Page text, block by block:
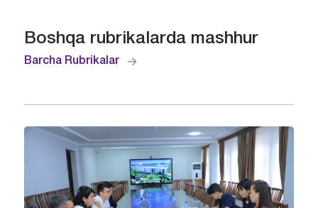
Boshqa rubrikalarda mashhur
Barcha Rubrikalar